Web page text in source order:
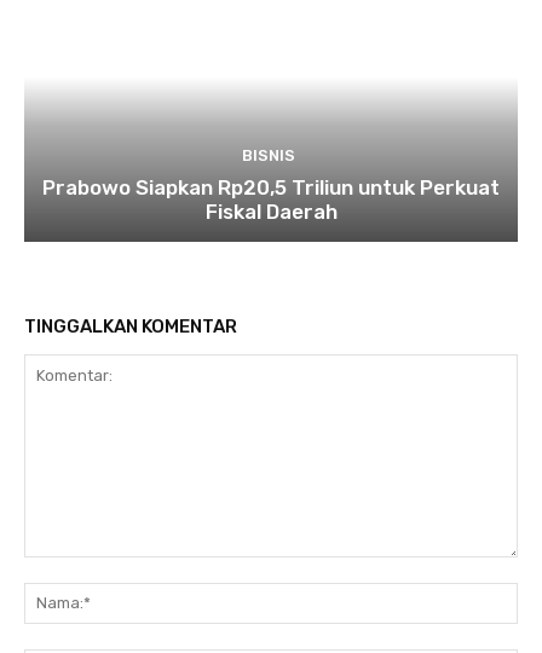
BISNIS
Prabowo Siapkan Rp20,5 Triliun untuk Perkuat
Fiskal Daerah
TINGGALKAN KOMENTAR